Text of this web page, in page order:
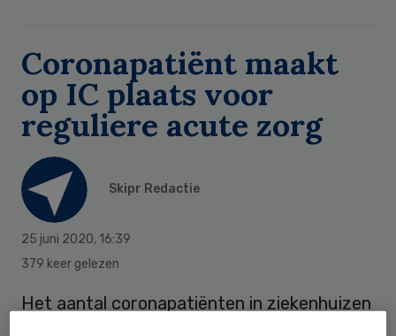
Coronapatiënt maakt
op IC plaats voor
reguliere acute zorg
Skipr Redactie
25 juni 2020, 16:39
379 keer gelezen
Het aantal coronapatiënten in ziekenhuizen